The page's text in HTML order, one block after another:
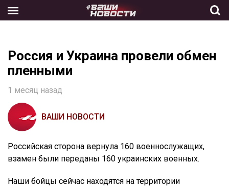
the
Россия и Украина провели обмен
пленными
1 месяц назад
ВАШИ НОВОСТИ
Российская сторона вернула 160 военнослужащих,
взамен были переданы 160 украинских военных.
Наши бойцы сейчас находятся на территории